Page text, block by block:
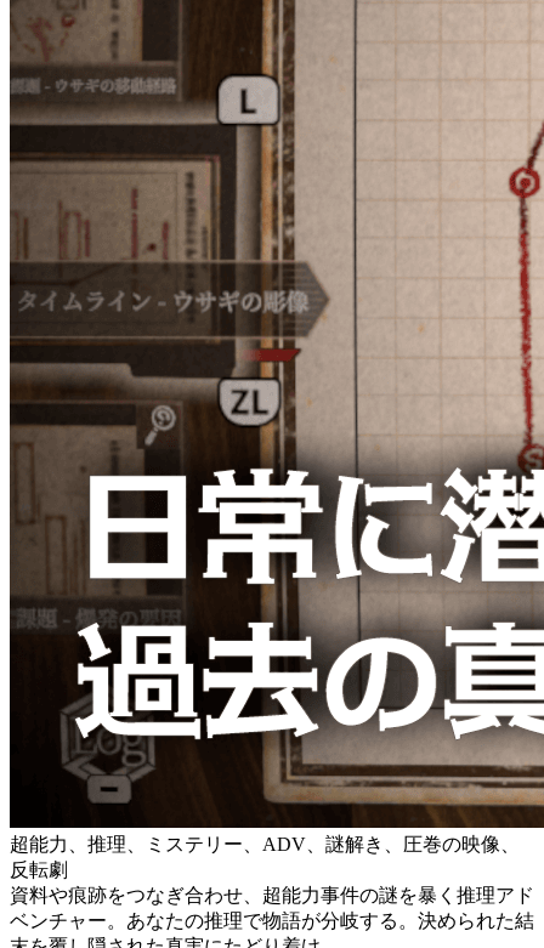
超能力、推理、ミステリー、ADV、謎解き、圧巻の映像、
反転劇
資料や痕跡をつなぎ合わせ、超能力事件の謎を暴く推理アド
ベンチャー。あなたの推理で物語が分岐する。決められた結